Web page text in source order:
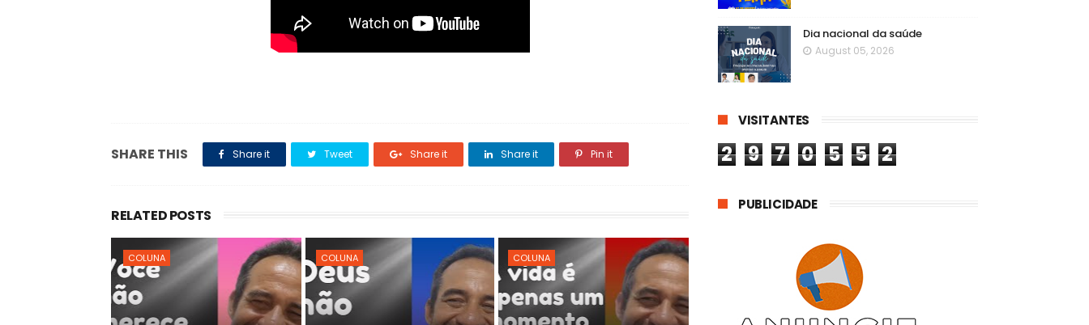
SHARE THIS Share it Tweet Share it Share it Pin it
RELATED POSTS
COLUNA COLUNA COLUNA
Dia nacional da saúde
August 05, 2026
VISITANTES
2 9 7 0 5 5 2
PUBLICIDADE